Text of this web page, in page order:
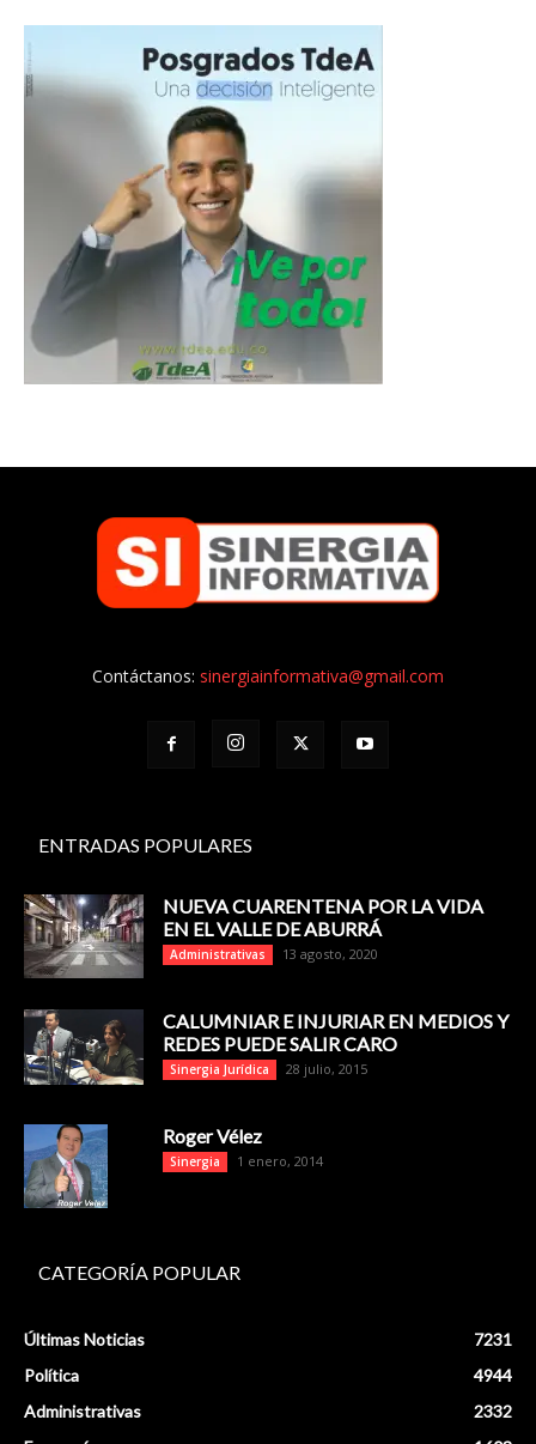
Contáctanos: sinergiainformativa@gmail.com
ENTRADAS POPULARES
NUEVA CUARENTENA POR LA VIDA
EN EL VALLE DE ABURRÁ
Administrativas 13 agosto, 2020
CALUMNIAR E INJURIAR EN MEDIOS Y
REDES PUEDE SALIR CARO
Sinergia Jurídica 28 julio, 2015
Roger Vélez
Sinergia 1 enero, 2014
CATEGORÍA POPULAR
Últimas Noticias
7231
Política
4944
Administrativas
2332